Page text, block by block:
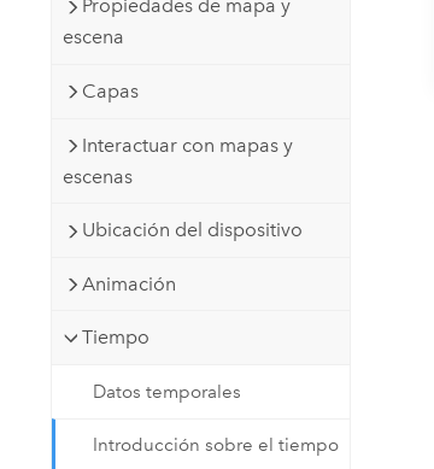
Todos los productos
Propiedades de mapa y
escena
Capas
Interactuar con mapas y
escenas
Ubicación del dispositivo
Animación
Tiempo
Datos temporales
Introducción sobre el tiempo